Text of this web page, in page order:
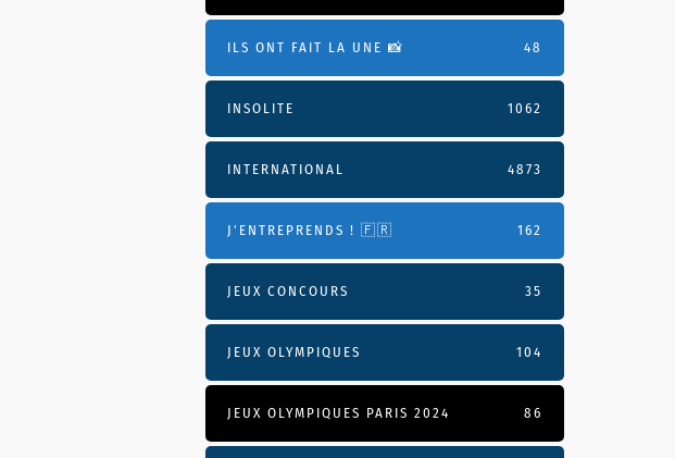
ILS ONT FAIT LA UNE 📸 48
INSOLITE 1062
INTERNATIONAL 4873
J'ENTREPRENDS ! 🇫🇷 162
JEUX CONCOURS 35
JEUX OLYMPIQUES 104
JEUX OLYMPIQUES PARIS 2024 86